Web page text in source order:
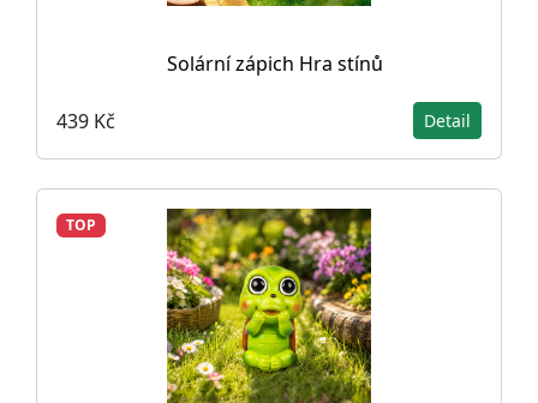
Solární zápich Hra stínů
439 Kč Detail
TOP